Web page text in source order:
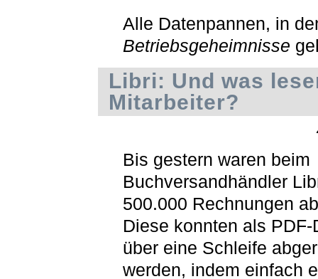
Alle Datenpannen, in
Betriebsgeheimnisse
Libri: Und was
Mitarbeiter?
Bis gestern waren beim
Buchversandhändler
500.000 Rechnungen
Diese konnten als PDF-
über eine Schleife
werden, indem einfach